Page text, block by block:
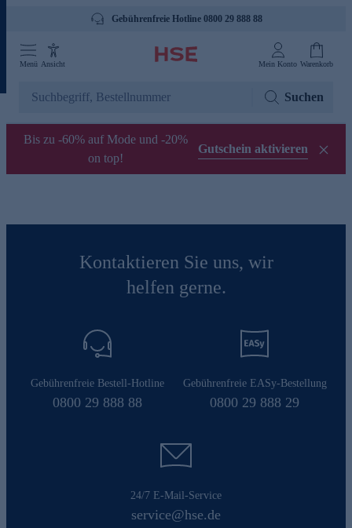
Gebührenfreie Hotline 0800 29 888 88
Menü Ansicht Mein Konto Warenkorb
Suchen
Bis zu -60% auf Mode und -20%
on top!
Gutschein aktivieren
Kontaktieren Sie uns, wir
helfen gerne.
Gebührenfreie Bestell-Hotline
0800 29 888 88
Gebührenfreie EASy-Bestellung
0800 29 888 29
24/7 E-Mail-Service
service@hse.de